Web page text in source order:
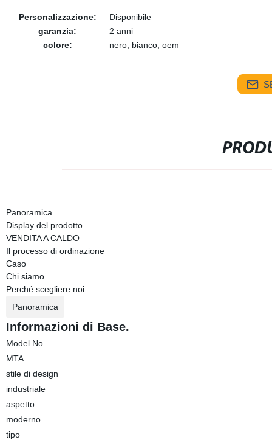
Personalizzazione:
Disponibile
garanzia:
2 anni
colore:
nero, bianco, oem
Panoramica
Display del prodotto
VENDITA A CALDO
Il processo di ordinazione
Caso
Chi siamo
Perché scegliere noi
Panoramica
Informazioni di Base.
Model No.
MTA
stile di design
industriale
aspetto
moderno
tipo